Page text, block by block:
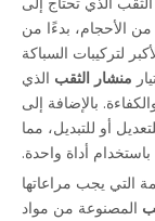
الأحجام، بدءًا من
لتركيبات السباكة
منشار الثقب الذي
بالإضافة إلى
أو للتبديل، مما
أداة واحدة.
التي يجب مراعاتها
المصنوعة من مواد